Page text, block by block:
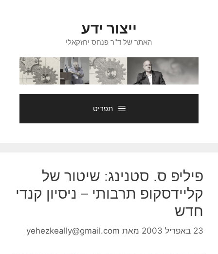
ייצור ידע
האתר של ד"ר פנחס יחזקאלי
תפריט
פיליפ ס. סטנינג: שיטור של
קליידסקופ תרבותי – ניסיון קנדי
חדש
23 באפריל 2003 מאת yehezkeally@gmail.com